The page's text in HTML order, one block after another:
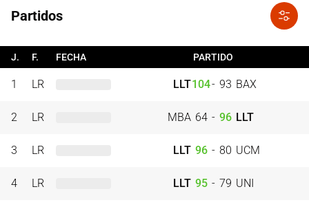
Partidos
J. F. FECHA PARTIDO
1 LR LLT104- 93 BAX
2 LR MBA 64 - 96 LLT
3 LR LLT 96 - 80 UCM
4 LR LLT 95 - 79 UNI